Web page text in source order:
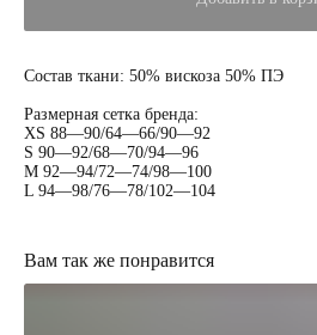
Состав ткани: 50% вискоза 50% ПЭ
Размерная сетка бренда:
ХS 88—90/64—66/90—92
S 90—92/68—70/94—96
M 92—94/72—74/98—100
L 94—98/76—78/102—104
Вам так же понравится